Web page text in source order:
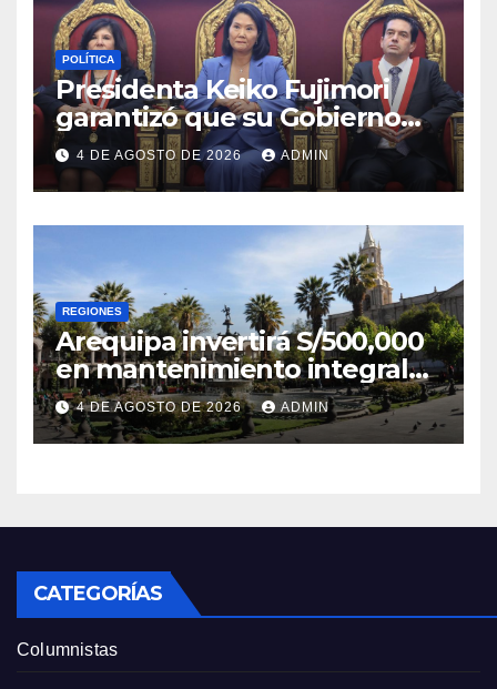
POLÍTICA
Presidenta Keiko Fujimori
garantizó que su Gobierno
respetará la separación de
poderes
4 DE AGOSTO DE 2026 ADMIN
REGIONES
Arequipa invertirá S/500,000
en mantenimiento integral
de la Plaza de Armas
4 DE AGOSTO DE 2026 ADMIN
CATEGORÍAS
Columnistas